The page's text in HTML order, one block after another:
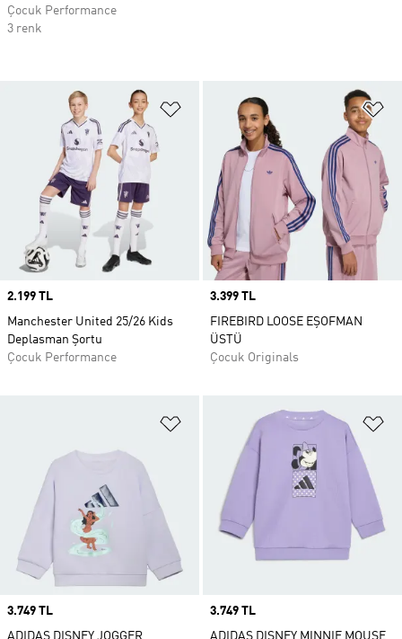
Favori Listesine Ekle
Price
2.199 TL
Manchester United 25/26 Kids
Deplasman Şortu
Çocuk Performance
Price
3.399 TL
FIREBIRD LOOSE EŞOFMAN
ÜSTÜ
Çocuk Originals
Favori Listesine Ekle
Price
3.749 TL
ADIDAS DISNEY JOGGER
Price
3.749 TL
ADIDAS DISNEY MINNIE MOUSE
Çocuk Performance
3 renk